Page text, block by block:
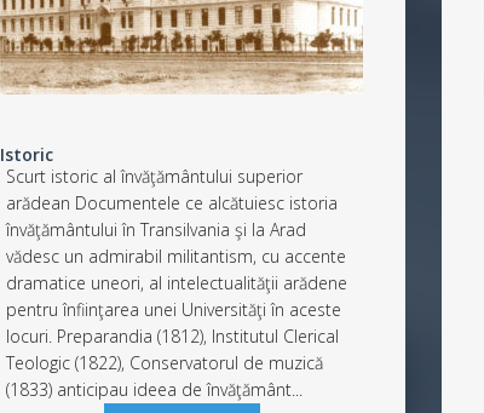
Istoric
Scurt istoric al învăţământului superior
arădean Documentele ce alcătuiesc istoria
învăţământului în Transilvania şi la Arad
vădesc un admirabil militantism, cu accente
dramatice uneori, al intelectualităţii arădene
pentru înfiinţarea unei Universităţi în aceste
locuri. Preparandia (1812), Institutul Clerical
Teologic (1822), Conservatorul de muzică
(1833) anticipau ideea de învăţământ...